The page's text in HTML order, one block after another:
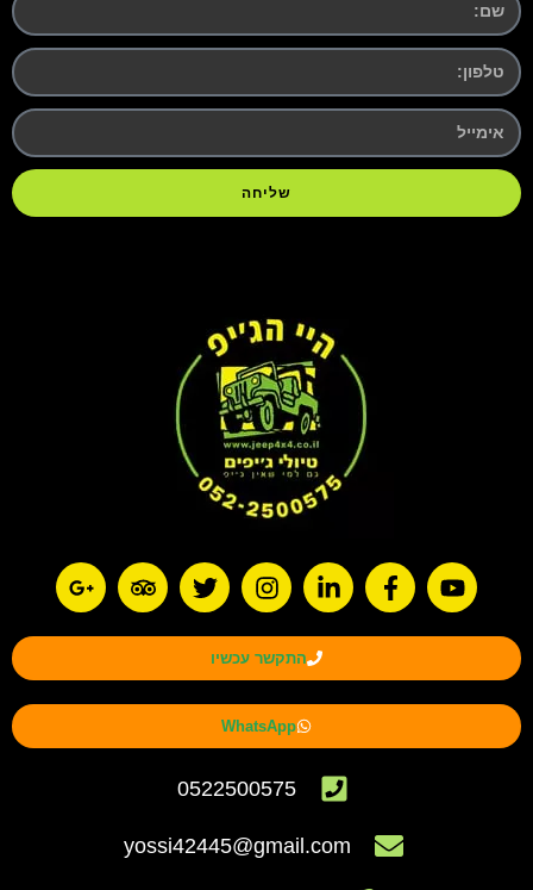
שליחה
התקשר עכשיו
WhatsApp
0522500575
yossi42445@gmail.com